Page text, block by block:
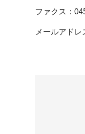
ファクス：
メールアドレ